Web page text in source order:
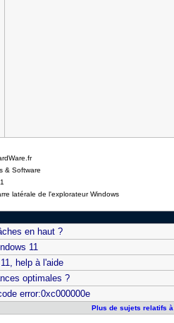
& Software
latérale de l'explorateur Windows
en haut ?
11
help à l'aide
optimales ?
error:0xc000000e
Plus de sujets relatifs